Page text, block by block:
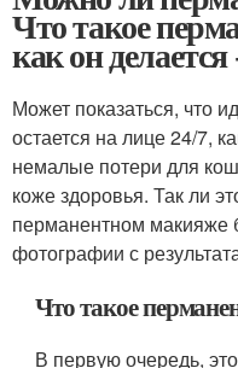
Что такое
как он
Может показаться, что
остается на лице 24/7,
немалые потери для
коже здоровья. Так ли
перманентном макияже
фотографии с
Что такое
В первую очередь,